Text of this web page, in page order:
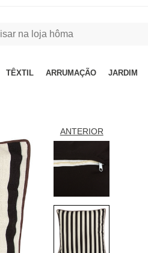
TÊXTIL ARRUMAÇÃO JARDIM
ANTERIOR